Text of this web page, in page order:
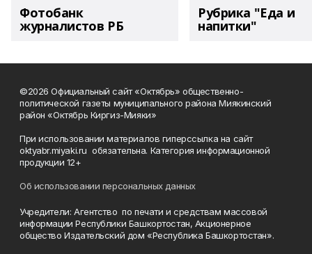
Фотобанк
журналистов РБ
Рубрика "Еда и
напитки"
©2026 Официальный сайт «Октябрь» общественно-
политической газеты муниципального района Миякинский
район «Октябрь Киргиз-Мияки»
При использовании материалов гиперссылка на сайт
oktyabr.miyaki.ru обязательна. Категория информационной
продукции 12+
Об использовании персональных данных
Учредители: Агентство по печати и средствам массовой
информации Республики Башкортостан, Акционерное
общество Издательский дом «Республика Башкортостан».